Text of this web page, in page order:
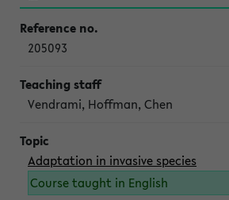
205093
Vendrami, Hoffman, Chen
Adaptation in invasive species
Course taught in English